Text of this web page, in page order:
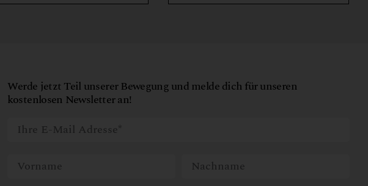
Werde jetzt Teil unserer Bewegung und melde dich für unseren
kostenlosen Newsletter an!